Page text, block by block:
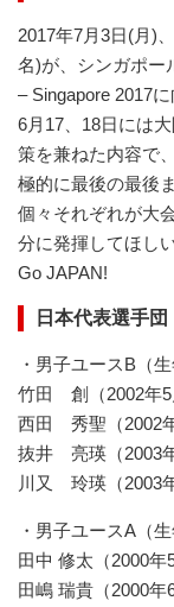
2017年7月3日(月)
名)が、シンガポー
– Singapore 2017に
6月17、18日には
策を兼ねた内容で
極的に最後の最後
個々それぞれが大
分に発揮してほしい
Go JAPAN!
日本代表選手団
・男子ユースB（
竹田 創（2002年5
西田 秀聖（2002
抜井 亮瑛（2003
川又 玲瑛（2003
・男子ユースA（
田中 修太（2000年
田嶋 瑞貴（2000年